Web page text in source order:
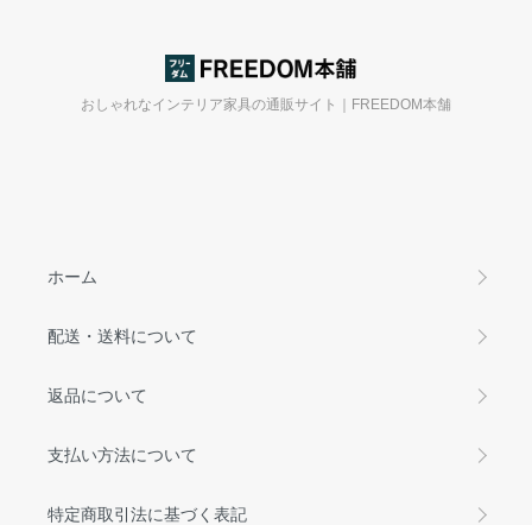
おしゃれなインテリア家具の通販サイト｜FREEDOM本舗
ホーム
配送・送料について
返品について
支払い方法について
特定商取引法に基づく表記